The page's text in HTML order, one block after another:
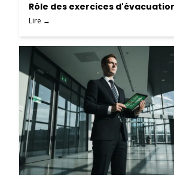
Rôle des exercices
Lire →